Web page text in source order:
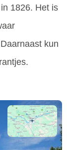
1826. Het is
kun